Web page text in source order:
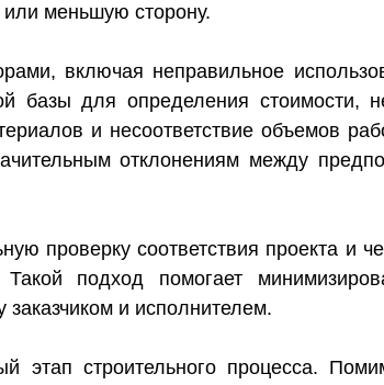
меньшую сторону.
включая неправильное
базы для определения стоимости,
и несоответствие объемов
отклонениям между
проверку соответствия проекта и
подход помогает
и исполнителем.
этап строительного процесса.